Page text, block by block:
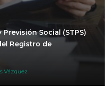
Social (STPS)
Registro de
Vázquez